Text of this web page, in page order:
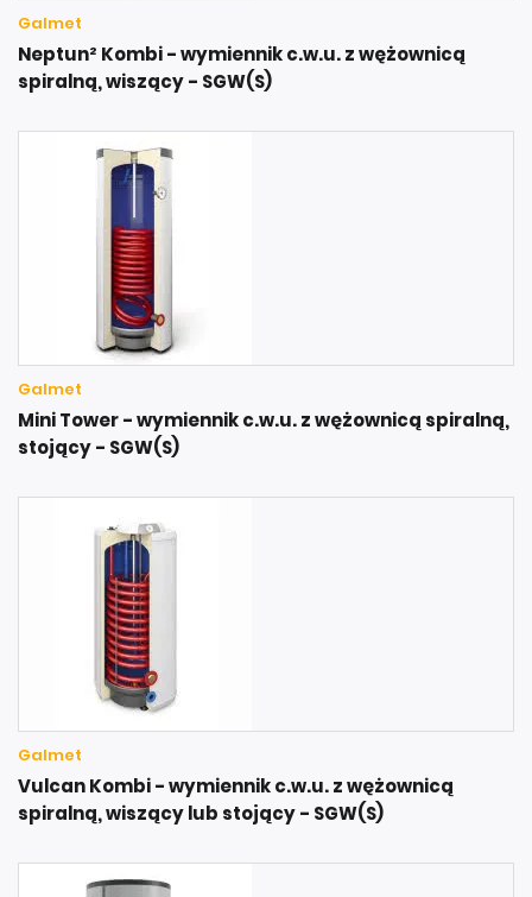
Galmet
Neptun² Kombi - wymiennik c.w.u. z wężownicą
spiralną, wiszący - SGW(S)
Galmet
Mini Tower - wymiennik c.w.u. z wężownicą spiralną,
stojący - SGW(S)
Galmet
Vulcan Kombi - wymiennik c.w.u. z wężownicą
spiralną, wiszący lub stojący - SGW(S)